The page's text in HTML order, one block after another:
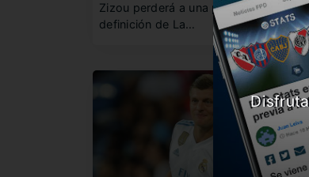
Zizou perderá a una pieza clave para
definición de La…